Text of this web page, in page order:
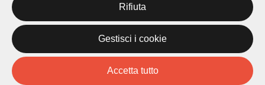
Temi
Mappa
Novità
Progetti
Rifiuta
Gestisci i cookie
Accetta tutto